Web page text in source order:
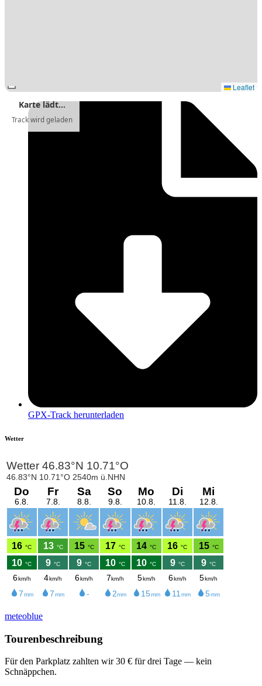
Leaflet
Karte lädt…
Track wird geladen
GPX-Track herunterladen
Wetter
meteoblue
Tourenbeschreibung
Für den Parkplatz zahlten wir 30 € für drei Tage — kein
Schnäppchen.